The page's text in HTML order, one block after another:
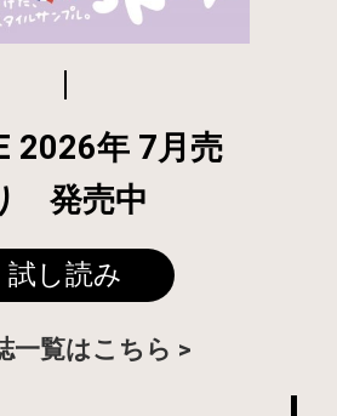
2026年 7月売
発売中
試し読み
一覧はこちら